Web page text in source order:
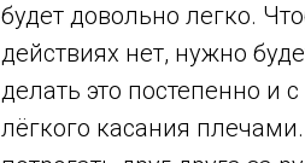
будет довольно легко.
действиях нет, нужно
делать это постепенно и
лёгкого касания